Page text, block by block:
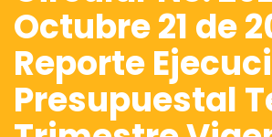
Octubre 21 de
Reporte
Presupuestal